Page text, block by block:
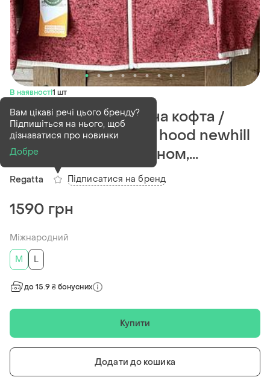
В наявності1 шт
Оригінал! нові жіноча кофта /
толстовка regatta w hood newhill
ii, на флісі, з капюшоном,...
Regatta
Вам цікаві речі цього бренду?
Підпишіться на нього, щоб
дізнаватися про новинки
Добре
Підписатися на бренд
1590 грн
Міжнародний
M
L
до 15.9 ₴ бонусних
Купити
Додати до кошика